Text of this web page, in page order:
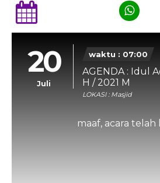
20
Juli
waktu : 07:00
AGENDA : Idul
H / 2021 M
LOKASI : Masjid
maaf, acara telah